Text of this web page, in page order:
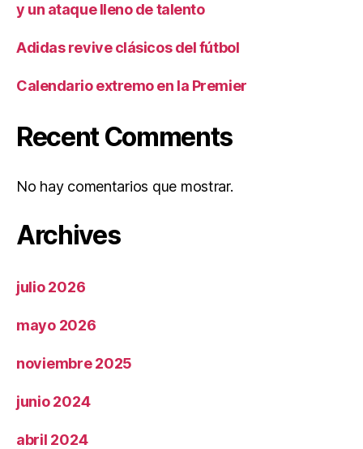
y un ataque lleno de talento
Adidas revive clásicos del fútbol
Calendario extremo en la Premier
Recent Comments
No hay comentarios que mostrar.
Archives
julio 2026
mayo 2026
noviembre 2025
junio 2024
abril 2024